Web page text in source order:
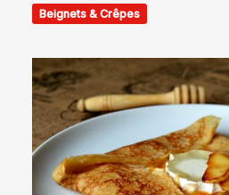
Beignets & Crêpes